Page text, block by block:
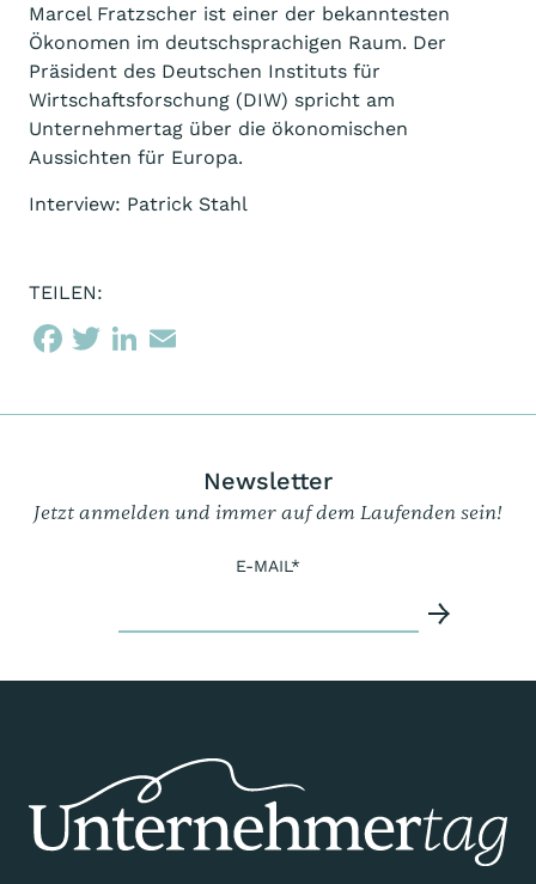
Marcel Fratzscher ist einer der bekanntesten
Ökonomen im deutschsprachigen Raum. Der
Präsident des Deutschen Instituts für
Wirtschaftsforschung (DIW) spricht am
Unternehmertag über die ökonomischen
Aussichten für Europa.
Interview: Patrick Stahl
TEILEN:
Newsletter
Jetzt anmelden und immer auf dem Laufenden sein!
E-MAIL*